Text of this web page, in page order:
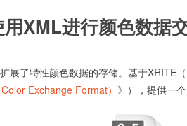
XML进行颜色数据
展了特性颜色数据的存储。基于XRITE
Exchange Format） 》），提供一